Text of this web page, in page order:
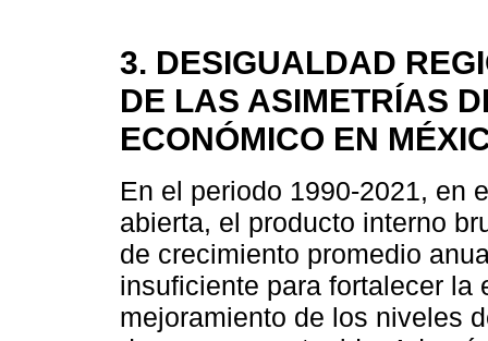
3. DESIGUALDAD
DE LAS ASIMETRÍAS
ECONÓMICO EN
En el periodo 1990-2021, en
abierta, el producto interno
de crecimiento promedio
insuficiente para fortalecer
mejoramiento de los niveles